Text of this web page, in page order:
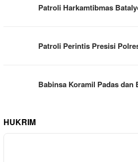
Patroli Harkamtibmas
Patroli Perintis Presisi
Babinsa Koramil Padas
HUKRIM